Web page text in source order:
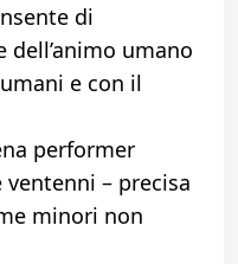
di
umano
e con il
performer
– precisa
minori non